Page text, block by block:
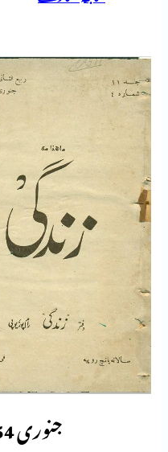
جنوری 1954